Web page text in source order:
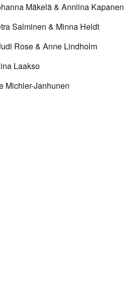
Mäkelä & Anniina Kapanen
Salminen & Minna Heldt
Rose & Anne Lindholm
Laakso
Michler-Janhunen